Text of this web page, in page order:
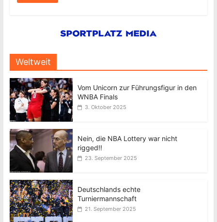
Weltweit
Vom Unicorn zur Führungsfigur in den
WNBA Finals
3. Oktober 2025
Nein, die NBA Lottery war nicht
rigged!!
23. September 2025
Deutschlands echte
Turniermannschaft
21. September 2025